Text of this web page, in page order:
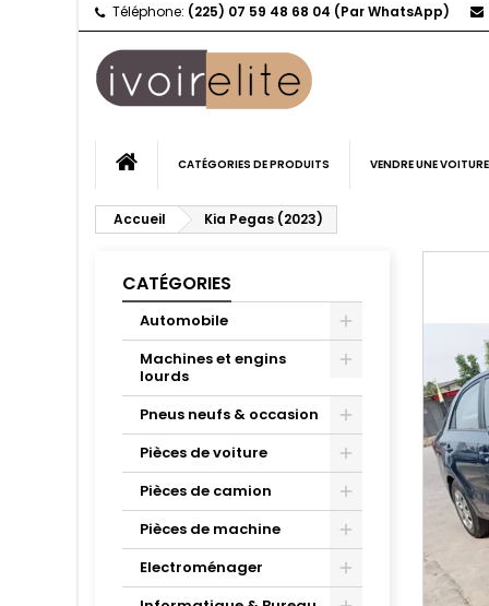
Téléphone: (225) 07 59 48 68 04 (Par WhatsApp)
CATÉGORIES DE PRODUITS VENDRE UNE VOITURE
Accueil Kia Pegas (2023)
CATÉGORIES
Automobile
Machines et engins
lourds
Pneus neufs & occasion
Pièces de voiture
Pièces de camion
Pièces de machine
Electroménager